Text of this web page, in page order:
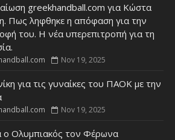
greekhandball.com για Κώστα
Πως ληφθηκε η απόφαση για την
του. Η νέα υπερεπιτροπή για τη
Nov 19, 2025
για τις γυναίκες του ΠΑΟΚ με την
Nov 19, 2025
ο Ολυμπιακός τον Φέρωνα